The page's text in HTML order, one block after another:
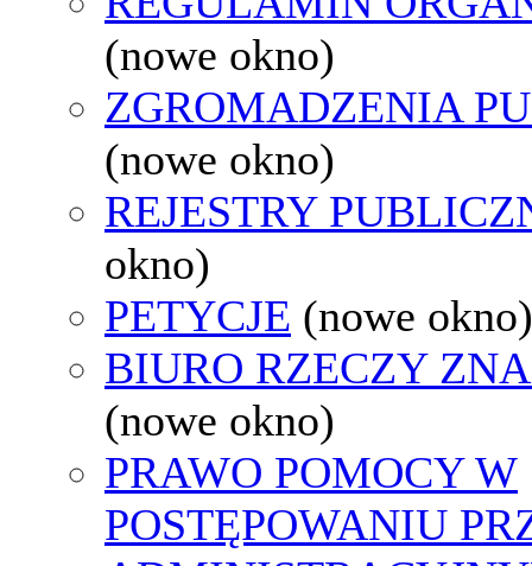
(nowe okno)
ZGROMADZENIA
(nowe okno)
REJESTRY
okno)
PETYCJE (nowe okno)
BIURO RZECZY
(nowe okno)
PRAWO POMOCY W
POSTĘPOWANIU